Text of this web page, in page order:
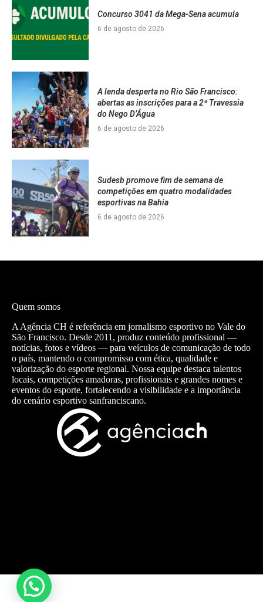
Concurso 3041 da Mega-Sena acumula
6 de agosto de 2026
A lenda desperta no Rio São Francisco:
abertas as inscrições para a 2ª Travessia
do Nego D’Água
6 de agosto de 2026
Sudesb promove fim de semana de
competições em quatro modalidades
esportivas na Bahia
6 de agosto de 2026
Quem somos
A Agência CH é referência em jornalismo esportivo no Vale do
São Francisco. Desde 2011, produz conteúdo profissional —
notícias, fotos e vídeos — para veículos de comunicação de todo
o país, mantendo o compromisso com ética, qualidade e
valorização do esporte regional. Nossa equipe destaca talentos
locais, competições amadoras, profissionais e grandes nomes e
eventos do esporte, fortalecendo a visibilidade e a importância
do cenário esportivo sanfranciscano.